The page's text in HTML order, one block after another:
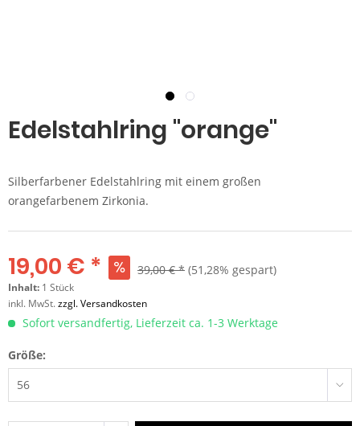
Edelstahlring "orange"
Silberfarbener Edelstahlring mit einem großen
orangefarbenem Zirkonia.
19,00 € * 39,00 € * (51,28% gespart)
Inhalt: 1 Stück
inkl. MwSt.zzgl. Versandkosten
Sofort versandfertig, Lieferzeit ca. 1-3 Werktage
Größe: